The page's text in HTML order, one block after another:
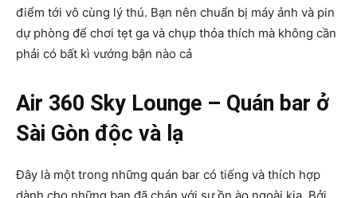
điểm tới vô cùng lý thú. Bạn nên chuẩn bị máy ảnh và pin
dự phòng để chơi tẹt ga và chụp thỏa thích mà không cần
phải có bất kì vướng bận nào cả
Air 360 Sky Lounge – Quán bar ở
Sài Gòn độc và lạ
Đây là một trong những quán bar có tiếng và thích hợp
dành cho những bạn đã chán với sự ồn ào ngoài kia. Bởi